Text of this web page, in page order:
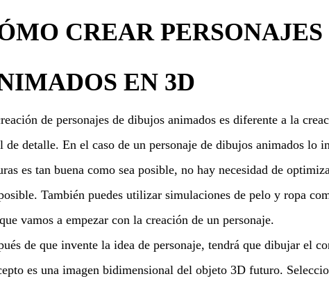
CREAR
EN 3D
de personajes de dibujos animados es diferente a la
de detalle. En el caso de un personaje de dibujos animados lo
es tan buena como sea posible, no hay necesidad de
También puedes utilizar simulaciones de pelo y ropa
vamos a empezar con la creación de un personaje.
de que invente la idea de personaje, tendrá que dibujar el
es una imagen bidimensional del objeto 3D futuro.